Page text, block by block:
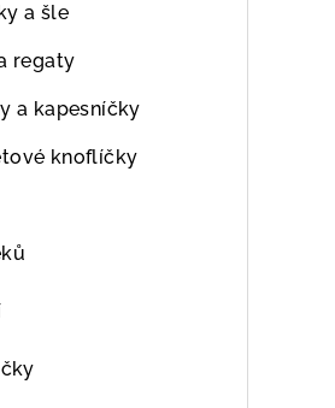
a šle
regaty
a kapesníčky
knoflíčky